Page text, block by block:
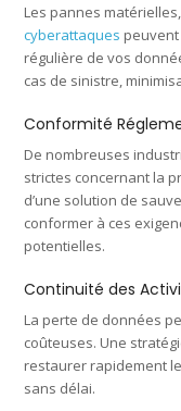
Les pannes
cyberattaques
régulière de vos
cas de sinistre,
Conformité
De nombreuses
strictes concernant la
d’une solution de
conformer à ces
potentielles.
Continuité des
La perte de données
coûteuses. Une
restaurer rapidement
sans délai.